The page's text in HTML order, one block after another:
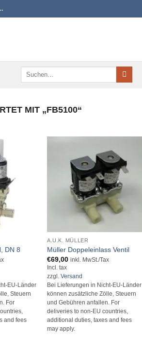
Suchen
MIT „FB5100“
DN 8
EU-Länder
Steuern
For
and fees
A.U.K. MÜLLER
Müller Doppeleinlass Ventil
€69,00 inkl. MwSt./Tax
Incl. tax
zzgl.Versand
Bei Lieferungen in Nicht-EU-Länder
können zusätzliche Zölle, Steuern
und Gebühren anfallen. For
deliveries to non-EU countries,
additional duties, taxes and fees
may apply.